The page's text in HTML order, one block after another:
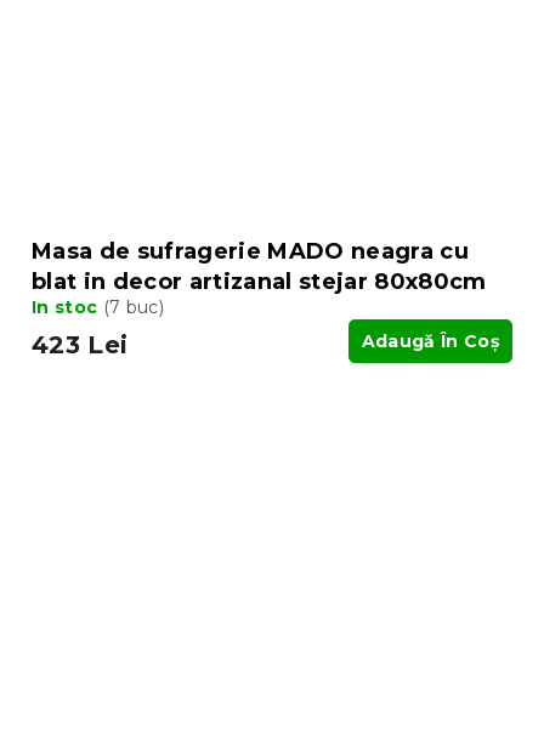
Masa de sufragerie MADO neagra cu
blat in decor artizanal stejar 80x80cm
In stoc (7 buc)
423 Lei Adaugă În Coş